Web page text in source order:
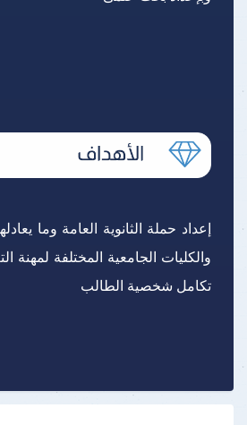
إعداد حملة الثانوية العامة وما
والكليات الجامعية المختلفة لمهنة
تكامل شخصية الطالب